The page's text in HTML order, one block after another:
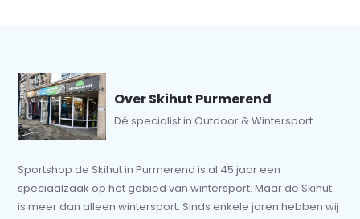
Over Skihut Purmerend
Dé specialist in Outdoor & Wintersport
Sportshop de Skihut in Purmerend is al 45 jaar een
speciaalzaak op het gebied van wintersport. Maar de Skihut
is meer dan alleen wintersport. Sinds enkele jaren hebben wij